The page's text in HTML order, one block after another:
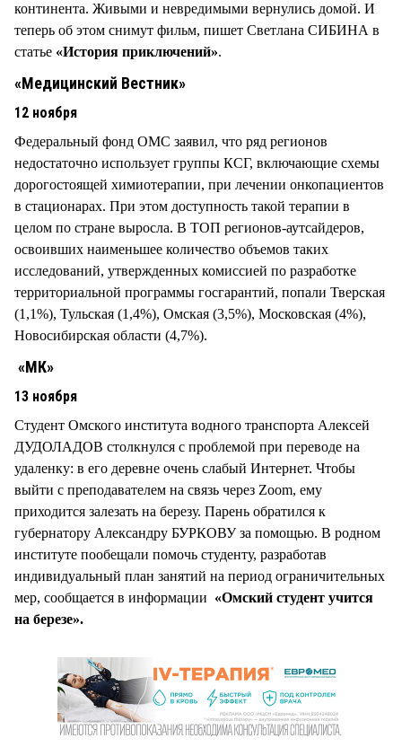
континента. Живыми и невредимыми вернулись домой. И
теперь об этом снимут фильм, пишет Светлана СИБИНА в
статье «История приключений».
«Медицинский Вестник»
12 ноября
Федеральный фонд ОМС заявил, что ряд регионов
недостаточно использует группы КСГ, включающие схемы
дорогостоящей химиотерапии, при лечении онкопациентов
в стационарах. При этом доступность такой терапии в
целом по стране выросла. В ТОП регионов-аутсайдеров,
освоивших наименьшее количество объемов таких
исследований, утвержденных комиссией по разработке
территориальной программы госгарантий, попали Тверская
(1,1%), Тульская (1,4%), Омская (3,5%), Московская (4%),
Новосибирская области (4,7%).
«МК»
13 ноября
Студент Омского института водного транспорта Алексей
ДУДОЛАДОВ столкнулся с проблемой при переводе на
удаленку: в его деревне очень слабый Интернет. Чтобы
выйти с преподавателем на связь через Zoom, ему
приходится залезать на березу. Парень обратился к
губернатору Александру БУРКОВУ за помощью. В родном
институте пообещали помочь студенту, разработав
индивидуальный план занятий на период ограничительных
мер, сообщается в информации «Омский студент учится
на березе».